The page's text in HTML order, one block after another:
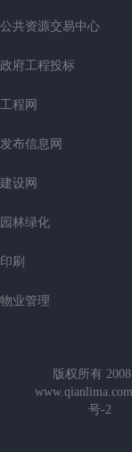
公共资源交易中心
政府工程投标
工程网
发布信息网
建设网
园林绿化
印刷
物业管理
版权所有
www.qianlima.com
号-2